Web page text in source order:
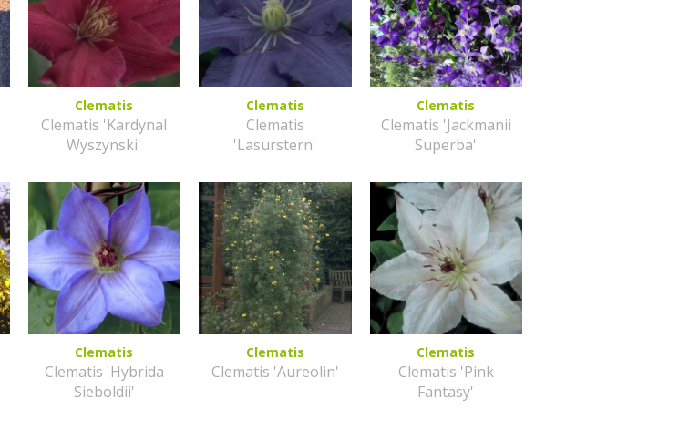
Clematis
Clematis 'Kardynal
Wyszynski'
Clematis
Clematis
'Lasurstern'
Clematis
Clematis 'Jackmanii
Superba'
Clematis
Clematis 'Hybrida
Sieboldii'
Clematis
Clematis 'Aureolin'
Clematis
Clematis 'Pink
Fantasy'